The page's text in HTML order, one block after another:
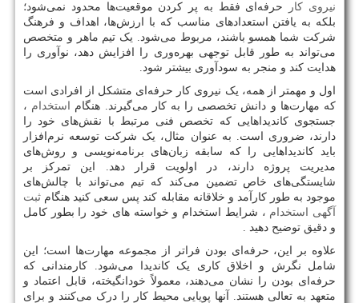
نیروی کار
حرفه‌ای فقط به پر کردن موقعیت‌ها محدود نمی‌شود؛
بلکه به یافتن استعدادهای مناسب که با ارزش‌ها، اهداف و فرهنگ
شرکت شما همسو باشند، مربوط می‌شود. یک تیم ماهر و متخصص
می‌تواند به طور قابل توجهی بهره‌وری را افزایش دهد، نوآوری را
هدایت کند و منجر به سودآوری بیشتر شود.
اول و مهمتر از همه، یک نیروی کار حرفه‌ای متشکل از افرادی است
که مهارت‌ها و دانش تخصصی را به کار می‌گیرند. هنگام
استخدام ،
جستجوی کاندیداهایی که تخصص فنی مرتبط با نقش‌های خود را
دارند، ضروری است. به عنوان مثال، یک شرکت توسعه نرم‌افزار
باید کاندیداهایی را که سابقه زبان‌های برنامه‌نویسی و روش‌های
مدیریت پروژه دارند، در اولویت قرار دهد. این تمرکز بر
شایستگی‌های خاص تضمین می‌کند که تیم می‌تواند با چالش‌های
موجود به طور کارآمد و خلاقانه مقابله کند پس سعی کنید هنگام ثبت
آگهی استخدام ، شرایط استخدام و خواسته های خود را بطور کامل
و دقیق توضیح دهید .
علاوه بر این، حرفه‌ای بودن فراتر از مجموعه مهارت‌ها است؛ این
شامل نگرش و اخلاق کاری یک کاندیدا می‌شود. کارمندانی که
حرفه‌ای بودن را نشان می‌دهند، معمولاً خودانگیخته، قابل اعتماد و
متعهد به تعالی هستند. آنها پویایی محیط کار را درک می‌کنند و برای